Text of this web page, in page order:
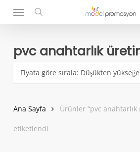
search
Menu
pvc anahtarlık
Ana Sayfa Ürünler “pvc
etiketlendi